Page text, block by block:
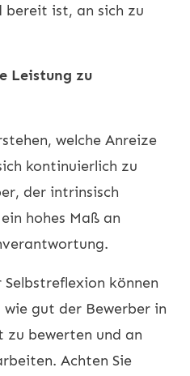
bereit ist, an sich zu
Leistung zu
welche Anreize
kontinuierlich zu
der intrinsisch
hohes Maß an
können
wie gut der Bewerber in
zu bewerten und an
Achten Sie